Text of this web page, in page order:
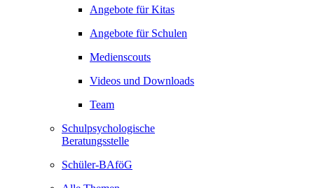
Angebote für Kitas
Angebote für Schulen
Medienscouts
Videos und Downloads
Team
Schulpsychologische
Beratungsstelle
Schüler-BAföG